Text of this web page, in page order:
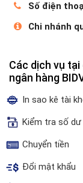
Số điện
Chi nhánh
Các dịch vụ
ngân hàng
In sao kê tài
Kiểm tra số dư
Chuyển tiền
Đổi mật khẩu